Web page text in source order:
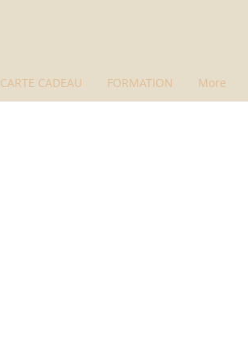
CARTE CADEAU FORMATION More